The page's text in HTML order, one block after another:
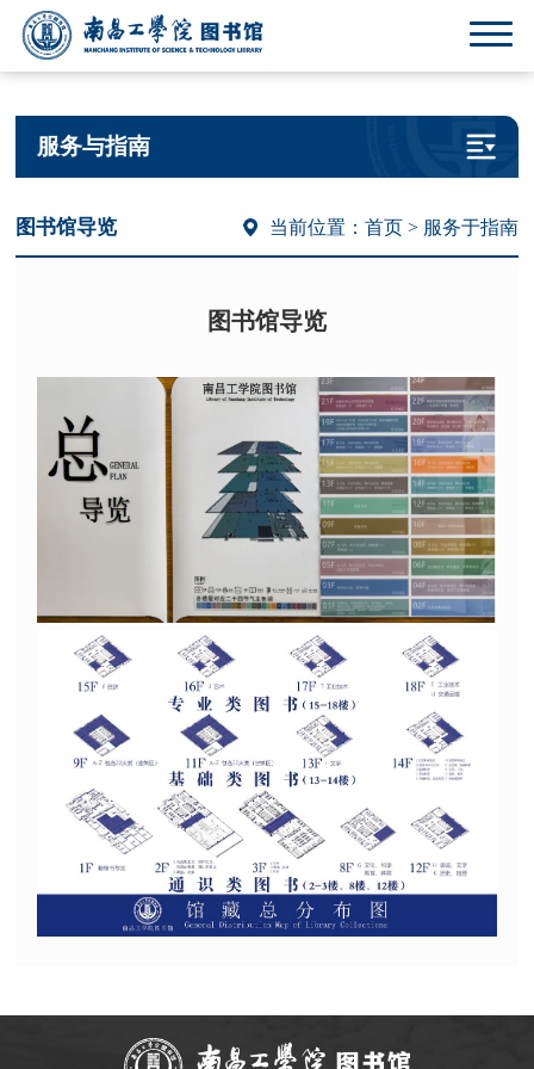
服务与指南
图书馆导览 当前位置： 首页> 服务于指南
图书馆导览